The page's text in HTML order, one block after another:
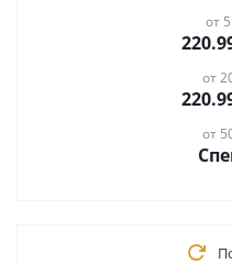
от
от
от